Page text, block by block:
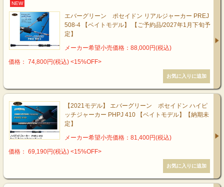
NEW
エバーグリーン ポセイドン リアルジャーカー PREJ
508-4 【ベイトモデル】 【ご予約品/2027年1月下旬予
定】
メーカー希望小売価格：88,000円(税込)
価格： 74,800円(税込) <15%OFF>
【2021モデル】 エバーグリーン ポセイドン ハイピ
ッチジャーカー PHPJ 410 【ベイトモデル】【納期未
定】
メーカー希望小売価格：81,400円(税込)
価格： 69,190円(税込) <15%OFF>